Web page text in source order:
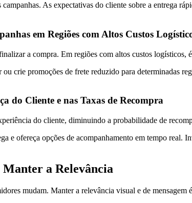
As expectativas do cliente sobre a entrega
em Regiões com Altos Custos
a compra. Em regiões com altos custos logísticos,
crie promoções de frete reduzido para determinadas
do Cliente e nas Taxas de Recompra
do cliente, diminuindo a probabilidade de
e ofereça opções de acompanhamento em tempo
Manter a Relevância
mudam. Manter a relevância visual e de mensagem